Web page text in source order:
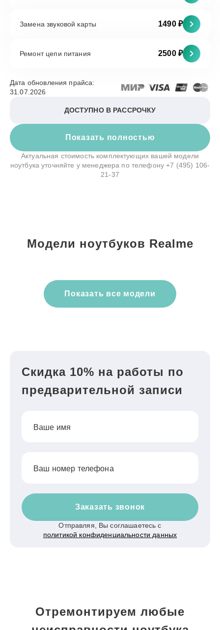
Замена звуковой карты 1490 ₽
Ремонт цепи питания 2500 ₽
Показать полностью
Дата обновления прайса:
31.07.2026
ДОСТУПНО В РАССРОЧКУ
Актуальная стоимость комплектующих вашей модели
ноутбука уточняйте у менеджера по телефону+7 (495) 106-
21-37
Модели ноутбуков Realme
Показать все модели
Скидка 10% на работы по
предварительной записи
Ваше имя
Ваш номер телефона
Заказать звонок
Отправляя, Вы соглашаетесь с
политикой конфиденциальности данных
Отремонтируем любые